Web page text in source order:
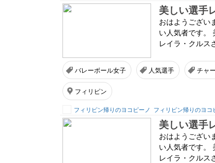
美しい選手
おはようござい
い人気者です。
レイラ・クルス
バレーボール女子 人気選手 チャ
フィリピン
フィリピン帰りのヨコピーノ フィリピン帰りのヨコ
美しい選手
おはようござい
い人気者です。
レイラ・クルス